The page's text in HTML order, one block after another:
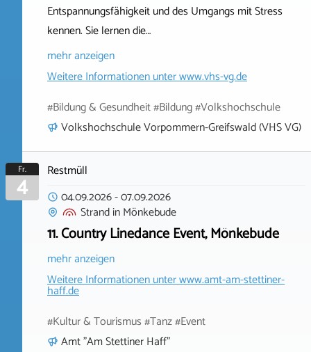
Entspannungsfähigkeit und des Umgangs mit Stress
kennen. Sie lernen die…
mehr anzeigen
Weitere Informationen unterwww.vhs-vg.de
#Bildung & Gesundheit #Bildung #Volkshochschule
Volkshochschule Vorpommern-Greifswald (VHS VG)
Fr.
4
Restmüll
04.09.2026-07.09.2026
StrandinMönkebude
11. Country Linedance Event, Mönkebude
mehr anzeigen
Weitere Informationen unterwww.amt-am-stettiner-
haff.de
#Kultur & Tourismus #Tanz #Event
Amt "Am Stettiner Haff"